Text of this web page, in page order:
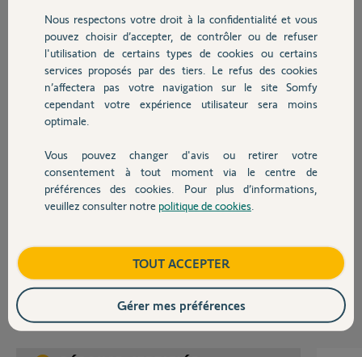
Chauffage
Autres produits
Devis avec un pro
Contact
Je n'ai pas réussi à
identifier le moteur, je
sais juste que c'est du
plaque d'identification
svp ?
il y a presque 10 ans
Participer au fil de discussion
Nous respectons votre droit à la confidentialité et vous
pouvez choisir d’accepter, de contrôler ou de refuser
l'utilisation de certains types de cookies ou certains
services proposés par des tiers. Le refus des cookies
n’affectera pas votre navigation sur le site Somfy
cependant votre expérience utilisateur sera moins
optimale.
Vous pouvez changer d'avis ou retirer votre
consentement à tout moment via le centre de
préférences des cookies. Pour plus d’informations,
veuillez consulter notre politique de cookies
TOUT ACCEPTER
Gérer mes préférences